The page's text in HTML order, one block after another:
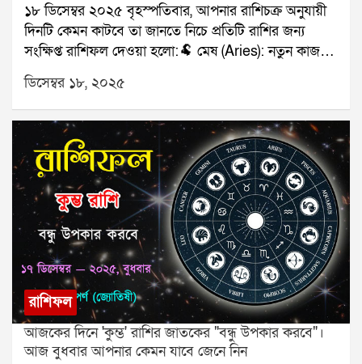
১৮ ডিসেম্বর ২০২৫ বৃহস্পতিবার, আপনার রাশিচক্র অনুযায়ী
দিনটি কেমন কাটবে তা জানতে নিচে প্রতিটি রাশির জন্য
সংক্ষিপ্ত রাশিফল দেওয়া হলো:🐏 মেষ (Aries): নতুন কাজ
শুরু।🐂 বৃষ (Taurus): পরিবারে সুখবর।👥 মিথুন
(Gemini): মিটিং শুভ।🦀 কর্কট (Cancer): স্বাস্থ্যে নজর দিন।
🦁 সিংহ (Leo): আয়ের প্রবাহ বাড়বে।🌾 কন্যা (Virgo): প্রেম
মধুর।⚖️ তুলা (Libra): যাত্রার ভাবনা।🦂 বৃশ্চিক (Scorpio):
টাকার লেনদেন সফল।🏹 ধনু (Sagittarius): অগ্রগতি স্থির।
🐐 মকর (Capricorn): ভুল বোঝাবুঝি কমবে।🌊 কুম্ভ
(Aquarius): বন্ধুর সঙ্গে সময় কাটবে।🐟 মীন (Pisces):
নথি সংক্রান্ত কাজ সফল।যে কোনও সমস্যার স্থায়ী সমাধানের
জন্য যোগাযোগ করুনঃ শ্রী সূপর্ণ (জ্যোতিষী)যোগাযোগঃ
৯৮৩০০৬৫২৪০, ওয়েবসাইটঃ www.srisuparna.com
ডিসেম্বর ১৮, ২০২৫
রাশিফল
আজকের দিনে 'কুম্ভ' রাশির জাতকের "বন্ধু উপকার করবে"।
আজ বুধবার আপনার কেমন যাবে জেনে নিন